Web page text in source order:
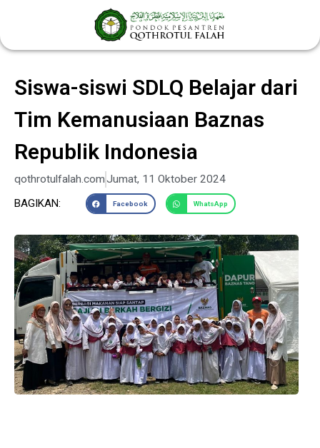
konten
Siswa-siswi SDLQ Belajar dari
Tim Kemanusiaan Baznas
Republik Indonesia
qothrotulfalah.comJumat, 11 Oktober 2024
BAGIKAN:
Facebook WhatsApp